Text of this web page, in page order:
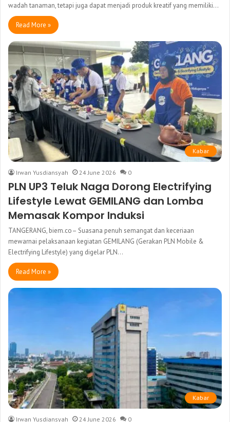
wadah tanaman, tetapi juga dapat menjadi produk kreatif yang memiliki…
Read More »
Kabar
Irwan Yusdiansyah 24 June 2026 0
PLN UP3 Teluk Naga Dorong Electrifying
Lifestyle Lewat GEMILANG dan Lomba
Memasak Kompor Induksi
TANGERANG, biem.co– Suasana penuh semangat dan keceriaan
mewarnai pelaksanaan kegiatan GEMILANG (Gerakan PLN Mobile &
Electrifying Lifestyle) yang digelar PLN…
Read More »
Kabar
Irwan Yusdiansyah 24 June 2026 0